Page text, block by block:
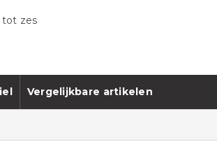
tot zes
Vergelijkbare artikelen